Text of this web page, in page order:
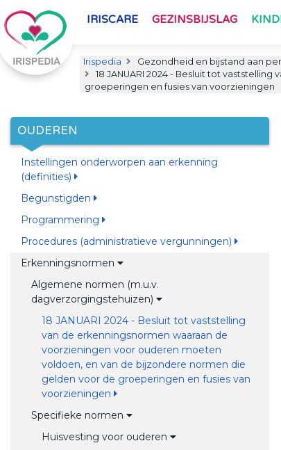
IRISCARE GEZINSBIJSLAG
Irispedia Gezondheid en bijstand aan
18 JANUARI 2024 - Besluit tot
groeperingen en fusies van voorzieningen
OUDEREN
Instellingen onderworpen aan erkenning
(definities)
Begunstigden
Programmering
Procedures (administratieve vergunningen)
Erkenningsnormen
Algemene normen (m.u.v.
dagverzorgingstehuizen)
18 JANUARI 2024 - Besluit tot vaststelling
van de erkenningsnormen waaraan de
voorzieningen voor ouderen moeten
voldoen, en van de bijzondere normen die
gelden voor de groeperingen en fusies van
voorzieningen
Specifieke normen
Huisvesting voor ouderen